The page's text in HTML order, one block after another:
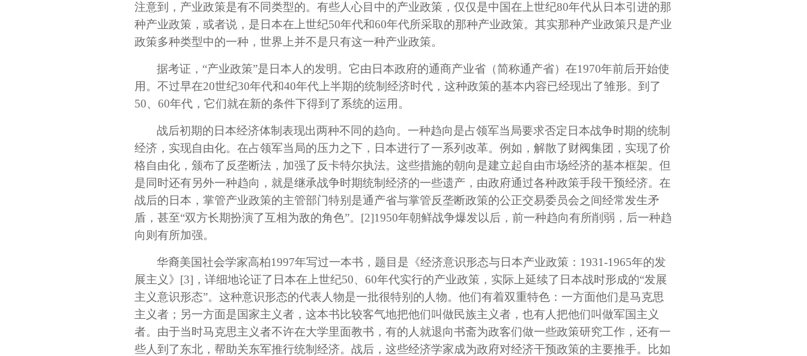
注意到，产业政策是有不同类型的。有些人心目中的产业政策，仅仅是中国在上世纪80年代从日本引进的那
种产业政策，或者说，是日本在上世纪50年代和60年代所采取的那种产业政策。其实那种产业政策只是产业
政策多种类型中的一种，世界上并不是只有这一种产业政策。
据考证，“产业政策”是日本人的发明。它由日本政府的通商产业省（简称通产省）在1970年前后开始使
用。不过早在20世纪30年代和40年代上半期的统制经济时代，这种政策的基本内容已经现出了雏形。到了
50、60年代，它们就在新的条件下得到了系统的运用。
战后初期的日本经济体制表现出两种不同的趋向。一种趋向是占领军当局要求否定日本战争时期的统制
经济，实现自由化。在占领军当局的压力之下，日本进行了一系列改革。例如，解散了财阀集团，实现了价
格自由化，颁布了反垄断法，加强了反卡特尔执法。这些措施的朝向是建立起自由市场经济的基本框架。但
是同时还有另外一种趋向，就是继承战争时期统制经济的一些遗产，由政府通过各种政策手段干预经济。在
战后的日本，掌管产业政策的主管部门特别是通产省与掌管反垄断政策的公正交易委员会之间经常发生矛
盾，甚至“双方长期扮演了互相为敌的角色”。 [2]1950年朝鲜战争爆发以后，前一种趋向有所削弱，后一种趋
向则有所加强。
华裔美国社会学家高柏1997年写过一本书，题目是《经济意识形态与日本产业政策：1931-1965年的发
展主义》 [3] ，详细地论证了日本在上世纪50、60年代实行的产业政策，实际上延续了日本战时形成的“发展
主义意识形态”。这种意识形态的代表人物是一批很特别的人物。他们有着双重特色：一方面他们是马克思
主义者；另一方面是国家主义者，这本书比较客气地把他们叫做民族主义者，也有人把他们叫做军国主义
者。由于当时马克思主义者不许在大学里面教书，有的人就退向书斋为政客们做一些政策研究工作，还有一
些人到了东北，帮助关东军推行统制经济。战后，这些经济学家成为政府对经济干预政策的主要推手。比如